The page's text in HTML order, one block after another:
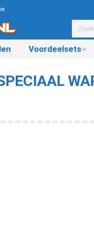
Voordeelsets